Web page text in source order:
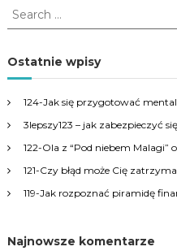
S
e
r
c
o
r
Ostatnie wpisy
124-Jak się przygotować
3lepszy123 – jak zabezpieczyć
122-Ola z “Pod niebem Malagi”
121-Czy błąd może Cię
119-Jak rozpoznać piramidę
Najnowsze komentarze